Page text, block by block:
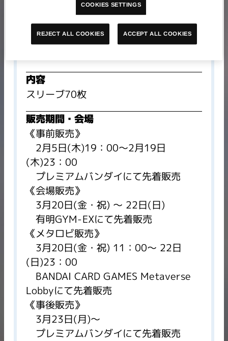
販売価格​
内容
スリーブ70枚
販売期間・会場
《事前販売》
2月5日(木)19：00～2月19日
(木)23：00
プレミアムバンダイにて先着販売
《会場販売》
3月20日(金・祝) ～ 22日(日)
有明GYM-EXにて先着販売
《メタロビ販売》
3月20日(金・祝) 11：00～ 22日
(日)23：00
BANDAI CARD GAMES Metaverse
Lobbyにて先着販売
《事後販売》
3月23日(月)～
プレミアムバンダイにて先着販売
COOKIES SETTINGS
REJECT ALL COOKIES ACCEPT ALL COOKIES